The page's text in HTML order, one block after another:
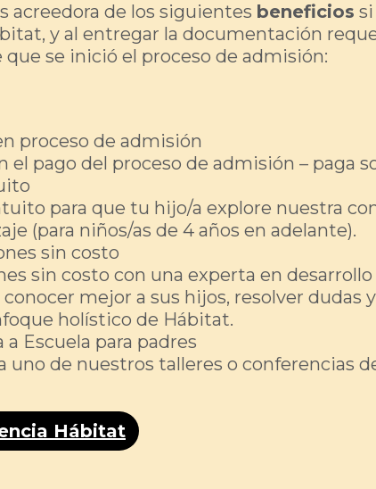
acreedora de los siguientes beneficios
y al entregar la documentación
que se inició el proceso de admisión:
proceso de admisión
el pago del proceso de admisión – paga
para que tu hijo/a explore nuestra
(para niños/as de 4 años en adelante).
sin costo
sin costo con una experta en
mejor a sus hijos, resolver dudas
holístico de Hábitat.
Escuela para padres
uno de nuestros talleres o conferencias
Hábitat